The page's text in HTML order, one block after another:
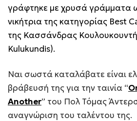
γράφτηκε με χρυσά γράμματα
νικήτρια της κατηγορίας Best
της Κασσάνδρας
Kulukundis).
Ναι σωστά καταλάβατε είναι
βράβευσή της για την ταινία “
Another” του Πολ Τόμας
αναγνώριση του ταλέντου της.